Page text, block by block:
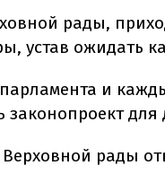
рады,
устав ожидать
и
законопроект
рады